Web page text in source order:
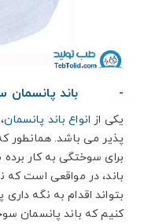
- باند
یکی از انواع باند پانسمان
پذیر می باشد. همانطور
برای سوختگی به کار
باند، در مواقعی است که
بتواند اقدام به نگه
کنیم که باند پانسمان